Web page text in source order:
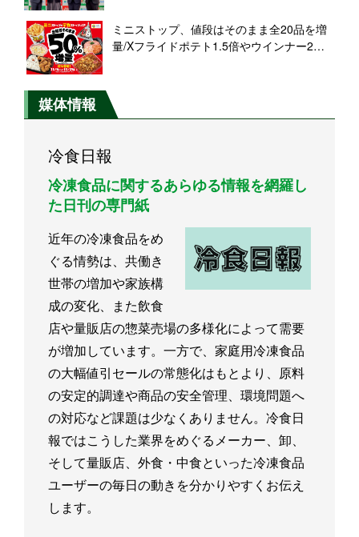
ミニストップ、値段はそのまま全20品を増
量/Xフライドポテト1.5倍やウインナー2本
媒体情報
冷食日報
冷凍食品に関するあらゆる情報を網羅し
た日刊の専門紙
近年の冷凍食品をめ
ぐる情勢は、共働き
世帯の増加や家族構
成の変化、また飲食
店や量販店の惣菜売場の多様化によって需要
が増加しています。一方で、家庭用冷凍食品
の大幅値引セールの常態化はもとより、原料
の安定的調達や商品の安全管理、環境問題へ
の対応など課題は少なくありません。冷食日
報ではこうした業界をめぐるメーカー、卸、
そして量販店、外食・中食といった冷凍食品
ユーザーの毎日の動きを分かりやすくお伝え
します。